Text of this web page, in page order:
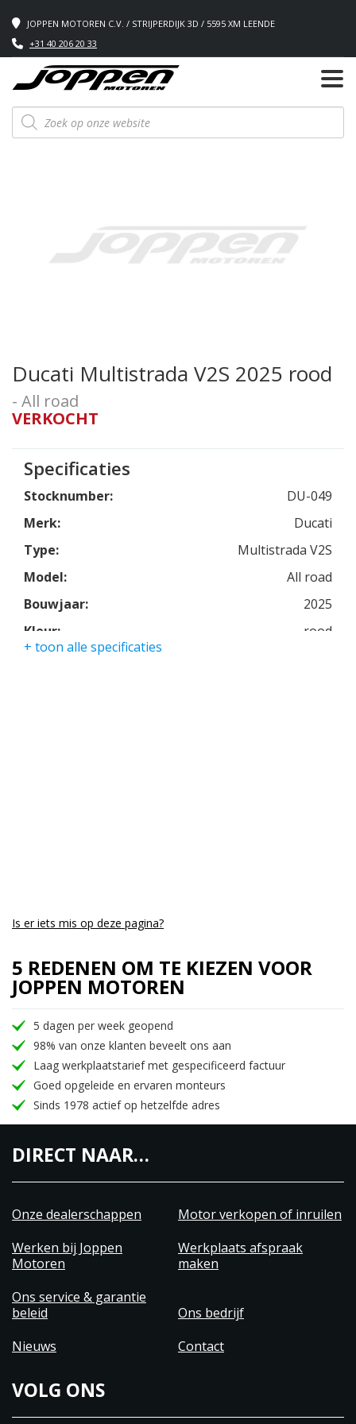
JOPPEN MOTOREN C.V. / STRIJPERDIJK 3D / 5595 XM LEENDE
+31 40 206 20 33
Producten
zoeken
Ducati Multistrada V2S 2025 rood
- All road
VERKOCHT
Specificaties
Stocknumber:
DU-049
Merk:
Ducati
Type:
Multistrada V2S
Model:
All road
Bouwjaar:
2025
Kleur:
rood
+ toon alle specificaties
Is er iets mis op deze pagina?
5 REDENEN OM TE KIEZEN VOOR
JOPPEN MOTOREN
5 dagen per week geopend
98% van onze klanten beveelt ons aan
Laag werkplaatstarief met gespecificeerd factuur
Goed opgeleide en ervaren monteurs
Sinds 1978 actief op hetzelfde adres
DIRECT NAAR…
Onze dealerschappen
Motor verkopen of inruilen
Werken bij Joppen
Motoren
Werkplaats afspraak
maken
Ons service & garantie
beleid
Ons bedrijf
Nieuws
Contact
VOLG ONS